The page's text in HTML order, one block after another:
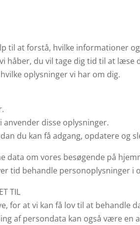
til at forstå, hvilke informationer
håber, du vil tage dig tid til at læse
oplysninger vi har om dig.
disse oplysninger.
du kan få adgang, opdatere og
om vores besøgende på
tid behandle personoplysninger
TIL
for at vi kan få lov til at behandle
af persondata kan også være en